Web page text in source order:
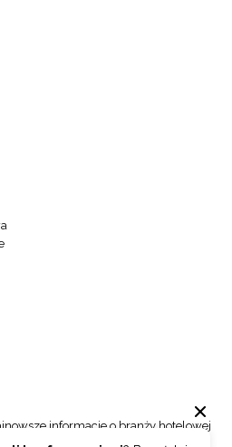
informacje o branży hotelowej